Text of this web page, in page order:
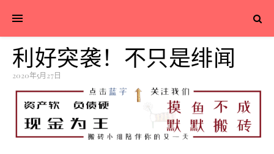
利好突袭！不只是绯闻
2020年5月27日